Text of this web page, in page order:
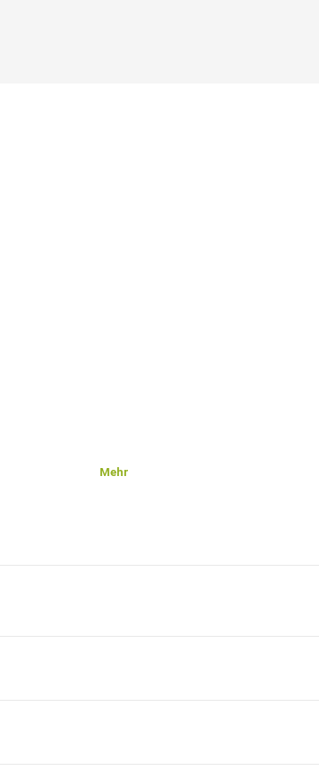
Mehr